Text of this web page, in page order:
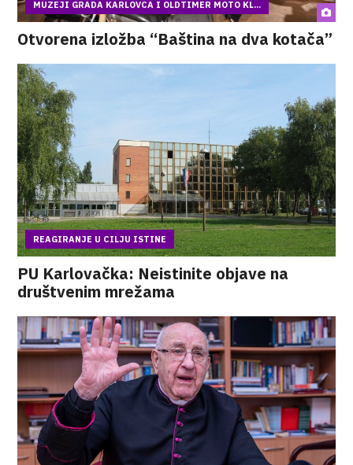
MUZEJI GRADA KARLOVCA I OLDTIMER MOTO KL...
Otvorena izložba “Baština na dva kotača”
REAGIRANJE U CILJU ISTINE
PU Karlovačka: Neistinite objave na
društvenim mrežama